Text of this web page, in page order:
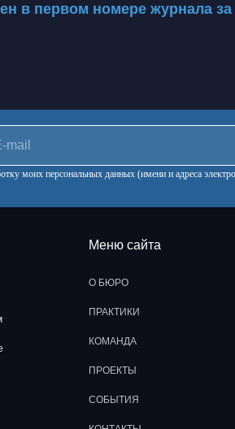
в первом номере журнала
моих персональных данных (имени и адреса
Меню сайта
О БЮРО
ПРАКТИКИ
КОМАНДА
ПРОЕКТЫ
СОБЫТИЯ